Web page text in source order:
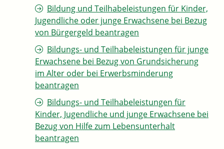
Bildung und Teilhabeleistungen für Kinder,
Jugendliche oder junge Erwachsene bei Bezug
von Bürgergeld beantragen
Bildungs- und Teilhabeleistungen für junge
Erwachsene bei Bezug von Grundsicherung
im Alter oder bei Erwerbsminderung
beantragen
Bildungs- und Teilhabeleistungen für
Kinder, Jugendliche und junge Erwachsene bei
Bezug von Hilfe zum Lebensunterhalt
beantragen